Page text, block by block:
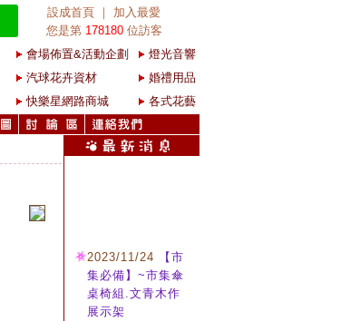
設成首頁 ｜
加入最愛
您是第 178180位訪客
會場佈置&活動企劃
燈光音響
汽球花卉資材
婚禮用品
快樂星網路商城
各式花藝
2023/11/24
【市
集必備】~市集傘
桌椅組.文青木作
展示架